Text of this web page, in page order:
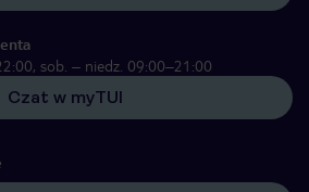
sob. – niedz. 09:00–21:00
Czat w myTUI